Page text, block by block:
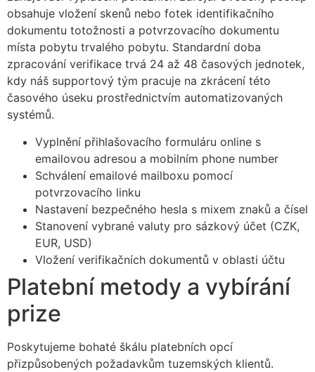
Panel
oku
Panel
Panel
panel
Oku
panel
panel
panel
obsahuje vložení skenů nebo fotek identifikačního
dokumentu totožnosti a potvrzovacího dokumentu
místa pobytu trvalého pobytu. Standardní doba
zpracování verifikace trvá 24 až 48 časových jednotek,
kdy náš supportový tým pracuje na zkrácení této
časového úseku prostřednictvím automatizovaných
systémů.
Vyplnění přihlašovacího formuláru online s
emailovou adresou a mobilním phone number
Schválení emailové mailboxu pomocí
potvrzovacího linku
Nastavení bezpečného hesla s mixem znaků a čísel
Stanovení vybrané valuty pro sázkový účet (CZK,
EUR, USD)
Vložení verifikačních dokumentů v oblasti účtu
Platební metody a vybírání
prize
Poskytujeme bohaté škálu platebních opcí
přizpůsobených požadavkům tuzemských klientů.